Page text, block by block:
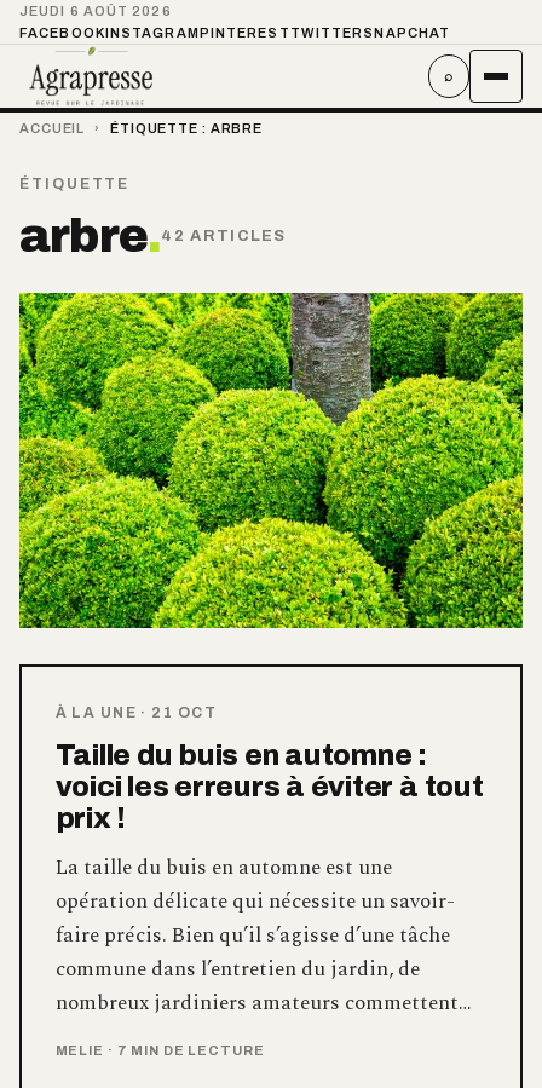
JEUDI 6 AOÛT 2026
FACEBOOKINSTAGRAMPINTEREST TWITTER SNAPCHAT
⌕
ACCUEIL › ÉTIQUETTE : ARBRE
ÉTIQUETTE
arbre.42 ARTICLES
À LA UNE · 21 OCT
Taille du buis en automne :
voici les erreurs à éviter à tout
prix !
La taille du buis en automne est une
opération délicate qui nécessite un savoir-
faire précis. Bien qu’il s’agisse d’une tâche
commune dans l’entretien du jardin, de
nombreux jardiniers amateurs commettent…
MELIE · 7 MIN DE LECTURE